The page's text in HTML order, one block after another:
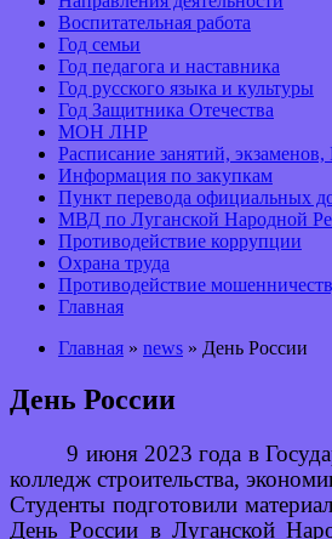
Воспитательная работа
Год семьи
Год педагога и наставника
Год русского языка и культуры
Год Защитника Отечества
МОН ЛНР
Расписание занятий,
Информация по закупкам
Пункт перевода официальных
МВД по Луганской Народной
Противодействие коррупции
Охрана труда
Противодействие
Главная
Главная » news » День России
День России
9 июня 2023 года в
колледж строительства,
Студенты подготовили
День России в Луганской